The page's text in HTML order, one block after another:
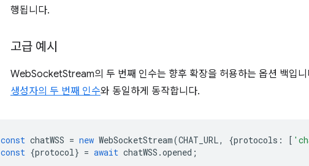
행됩니다.
고급 예시
WebSocketStream의 두 번째 인수는 향후 확장을 허용하는 옵션 백입니
생성자의 두 번째 인수와 동일하게 동작합니다.
const chatWSS = new WebSocketStream(CHAT_URL, {protocols : [
const {protocol} = await chatWSS .opened ;